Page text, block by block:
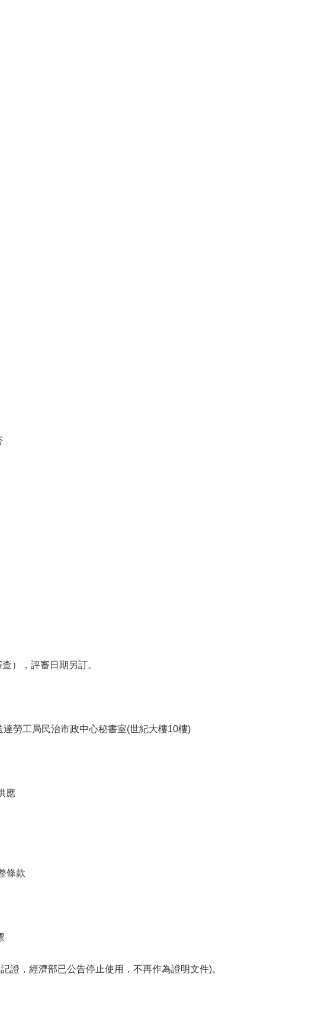
），評審日期另訂。
勞工局民治市政中心秘書室(世紀大樓10樓)
應
條款
證，經濟部已公告停止使用，不再作為證明文件)。